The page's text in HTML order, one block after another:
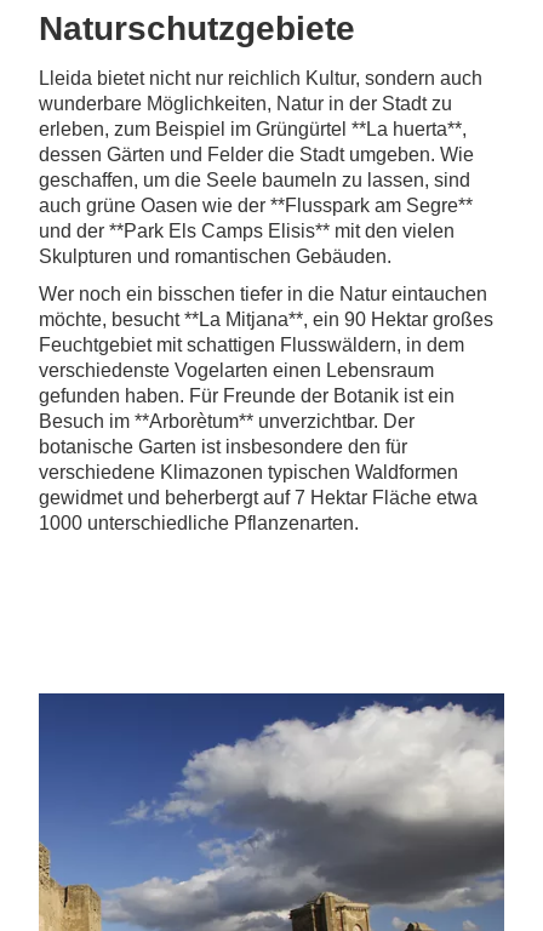
Naturschutzgebiete
Lleida bietet nicht nur reichlich Kultur, sondern auch
wunderbare Möglichkeiten, Natur in der Stadt zu
erleben, zum Beispiel im Grüngürtel **La huerta**,
dessen Gärten und Felder die Stadt umgeben. Wie
geschaffen, um die Seele baumeln zu lassen, sind
auch grüne Oasen wie der **Flusspark am Segre**
und der **Park Els Camps Elisis** mit den vielen
Skulpturen und romantischen Gebäuden.
Wer noch ein bisschen tiefer in die Natur eintauchen
möchte, besucht **La Mitjana**, ein 90 Hektar großes
Feuchtgebiet mit schattigen Flusswäldern, in dem
verschiedenste Vogelarten einen Lebensraum
gefunden haben. Für Freunde der Botanik ist ein
Besuch im **Arborètum** unverzichtbar. Der
botanische Garten ist insbesondere den für
verschiedene Klimazonen typischen Waldformen
gewidmet und beherbergt auf 7 Hektar Fläche etwa
1000 unterschiedliche Pflanzenarten.